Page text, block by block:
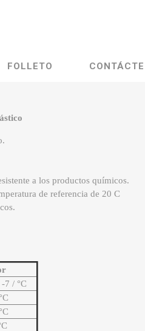
FOLLETO
a los productos químicos.
de referencia de 20 C
7 / °C